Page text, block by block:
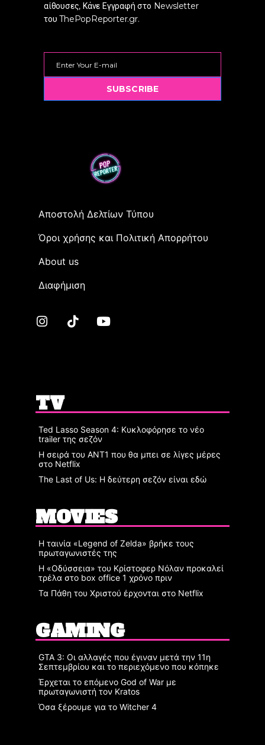
αίθουσες, Κάνε Εγγραφή στο Newsletter
του ThePopReporter.gr.
SUBSCRIBE
Αποστολή Δελτίων Τύπου
Όροι χρήσης και Πολιτική Απορρήτου
Αbout us
Διαφήμιση
TV
Ted Lasso Season 4: Κυκλοφόρησε το νέο
trailer της σεζόν
Η σειρά του ΑΝΤ1 που θα μπει σε λίγες μέρες
στο Netflix
The Last of Us: Η δεύτερη σεζόν είναι εδώ
MOVIES
Η ταινία «Legend of Zelda» βρήκε τους
πρωταγωνιστές της
Η «Οδύσσεια» του Κρίστοφερ Νόλαν προκαλεί
τρέλα στο box office 1 χρόνο πριν
Τα Πάθη του Χριστού έρχονται στο Netflix
GAMING
GTA 3: Οι αλλαγές που έγιναν μετά την 11η
Σεπτεμβρίου και το περιεχόμενο που κόπηκε
Έρχεται το επόμενο God of War με
πρωταγωνιστή τον Kratos
Όσα ξέρουμε για το Witcher 4